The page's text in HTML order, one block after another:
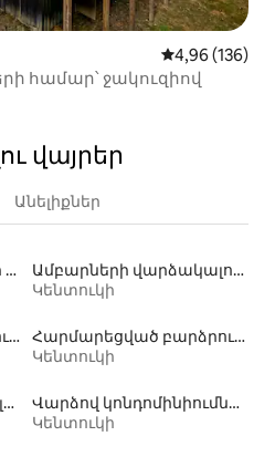
Միջին
4,96 (136)
համար՝ ջակուզիով
վայրեր
Անելիքներ
Կայակով տարածքների վարձակալություն
Ամբարների վարձակալություն
Կենտուկի
Հարմարեցված բարձրությամբ զուգարանակոնքով տների վարձակալություն
Հարմարեցված բարձրությամբ մահճակալով տների վարձակալություն
Կենտուկի
Ավտոտների վարձակալություն
Վարձով կոնդոմինիումներ
Կենտուկի